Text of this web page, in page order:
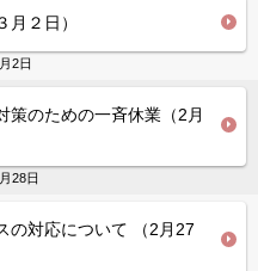
２日）
2日
策のための一斉休業（2月
28日
の対応について （2月27